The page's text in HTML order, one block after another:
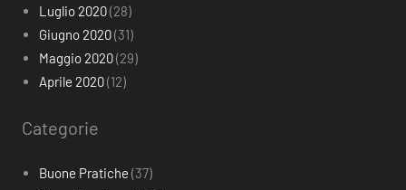
Luglio 2020(28)
Giugno 2020(31)
Maggio 2020(29)
Aprile 2020(12)
Categorie
Buone Pratiche (37)